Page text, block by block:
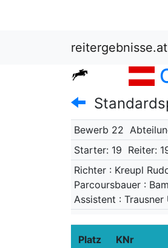
reitergebnisse.at
Bewerb 22
Starter: 19 Reiter:
Richter : Kreupl
Parcoursbauer :
Assistent : Trausner
Platz KNr